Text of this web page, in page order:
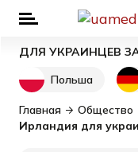
ДЛЯ УКРАИНЦЕВ
Польша
Главная
Общество